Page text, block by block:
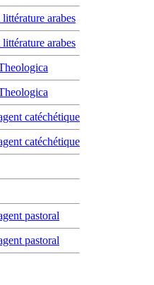
arabes
arabes
catéchétique
catéchétique
pastoral
pastoral